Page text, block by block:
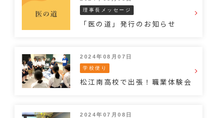
理事長メッセージ
「医の道」発行のお知らせ
2024年08月07日
学校便り
松江南高校で出張！職業体験会
2024年07月08日